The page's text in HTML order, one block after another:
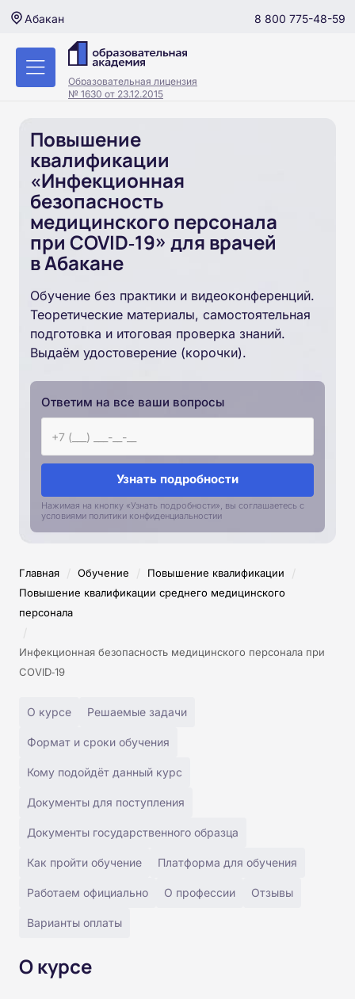
Абакан 8 800 775-48-59
Образовательная лицензия
№ 1630 от 23.12.2015
Повышение
квалификации
«Инфекционная
безопасность
медицинского персонала
при COVID‑19» для врачей
в Абакане
Обучение без практики и видеоконференций.
Теоретические материалы, самостоятельная
подготовка и итоговая проверка знаний.
Выдаём удостоверение (корочки).
Ответим на все ваши вопросы
Узнать подробности
Нажимая на кнопку «Узнать подробности», вы соглашаетесь с
условиями политики конфиденциальностии
Главная / Обучение / Повышение квалификации /
Повышение квалификации среднего медицинского
персонала
/
Инфекционная безопасность медицинского персонала при
COVID‑19
О курсе Решаемые задачи
Формат и сроки обучения
Кому подойдёт данный курс
Документы для поступления
Документы государственного образца
Как пройти обучение Платформа для обучения
Работаем официально О профессии Отзывы
Варианты оплаты
О курсе